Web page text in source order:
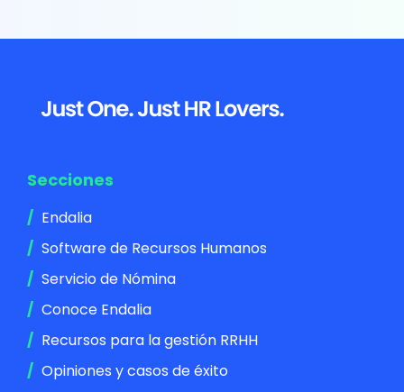
Footer
Secciones
Endalia
Software de Recursos Humanos
Servicio de Nómina
Conoce Endalia
Recursos para la gestión RRHH
Opiniones y casos de éxito